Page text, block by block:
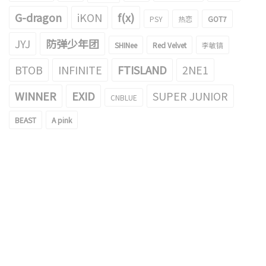
G-dragon iKON f(x) PSY 热恋 GOT7
JYJ 防弹少年团 SHINee Red Velvet 李敏镐
BTOB INFINITE FTISLAND
2NE1
WINNER
EXID CNBLUE SUPER JUNIOR
BEAST A pink